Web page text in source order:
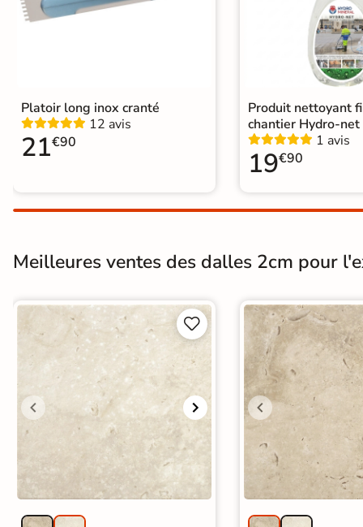
express
Platoir long inox cranté
12 avis
21€90
Produit nettoyant
chantier Hydro-net
1 avis
19€90
Meilleures ventes des dalles 2cm pour

